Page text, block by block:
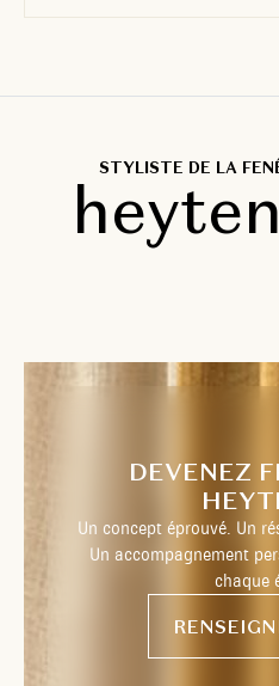
STYLISTE DE LA
DEVENEZ
Un concept éprouvé. Un
Un accompagnement
chaque